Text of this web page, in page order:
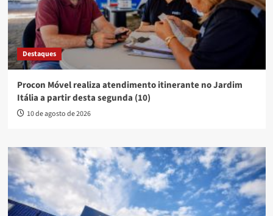
Destaques
Procon Móvel realiza atendimento itinerante no Jardim
Itália a partir desta segunda (10)
10 de agosto de 2026